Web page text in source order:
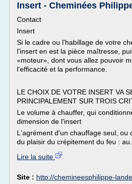
Insert - Cheminées
Contact
Insert
Si le cadre ou l'habillage de votre
l'insert en est la pièce maîtresse,
«moteur», dont vous allez pouvoir
l'efficacité et la performance.
LE CHOIX DE VOTRE INSERT VA
PRINCIPALEMENT SUR TROIS
Le volume à chauffer, qui
dimension de l'insert
L'agrément d'un chauffage seul, ou
du plaisir du crépitement du feu : au...
Lire la suite
Site : http://chemineesphilippe-